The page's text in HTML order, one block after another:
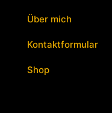
Über mich
Kontaktformular
Shop